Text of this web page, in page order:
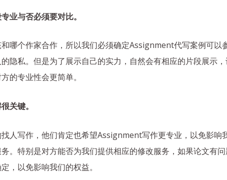
业与否必须要对比。
哪个作家合作，所以我们必须确定Assignment代写案例可
隐私。但是为了展示自己的实力，自然会有相应的片段展示
的专业性会更简单。
关键。
人写作，他们肯定也希望Assignment写作更专业，以免影
。特别是对方能否为我们提供相应的修改服务，如果论文有
，以免影响我们的权益。